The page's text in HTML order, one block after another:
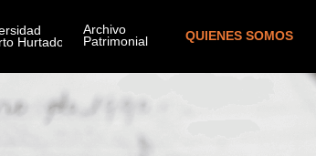
QUIENES SOMOS